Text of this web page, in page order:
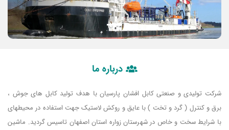
درباره ما
شرکت تولیدی و صنعتی کابل افشان پارسیان با هدف تولید کابل های جوش ،
برق و کنترل ( گرد و تخت ) با عایق و روکش لاستیک جهت استفاده در محیطهای
با شرایط سخت و خاص در شهرستان زواره استان اصفهان تاسیس گردید. ماشین